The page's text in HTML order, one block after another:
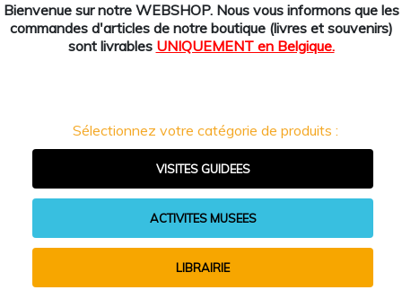
Bienvenue sur notre WEBSHOP. Nous vous informons que les
commandes d'articles de notre boutique (livres et souvenirs)
sont livrables UNIQUEMENT en Belgique.
Sélectionnez votre catégorie de produits :
VISITES GUIDEES
ACTIVITES MUSEES
LIBRAIRIE